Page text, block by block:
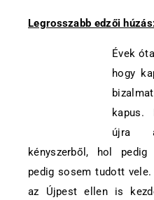
Legrosszabb edzői
Évek
hogy
kapus.
újra
kényszerből, hol
pedig sosem tudott
az Újpest ellen is